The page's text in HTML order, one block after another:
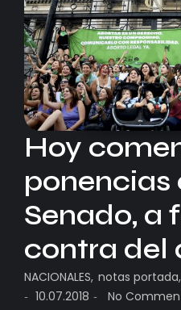
Hoy
ponencias
Senado, a
contra del
NACIONALES, notas portada,
- 10.07.2018 - No